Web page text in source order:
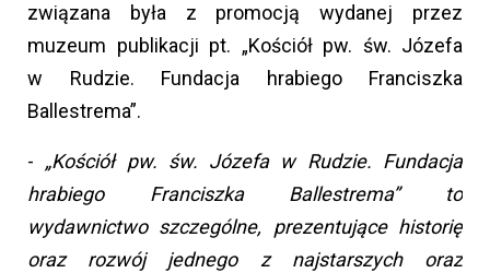
związana była z promocją wydanej przez
muzeum publikacji pt. „Kościół pw. św. Józefa
w Rudzie. Fundacja hrabiego Franciszka
Ballestrema”.
- „Kościół pw. św. Józefa w Rudzie. Fundacja
hrabiego Franciszka Ballestrema” to
wydawnictwo szczególne, prezentujące historię
oraz rozwój jednego z najstarszych oraz